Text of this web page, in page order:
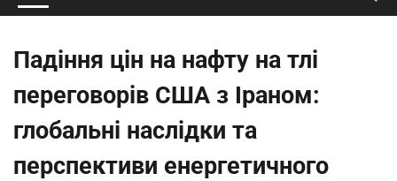
Падіння цін на нафту на тлі
переговорів США з Іраном:
глобальні наслідки та
перспективи енергетичного